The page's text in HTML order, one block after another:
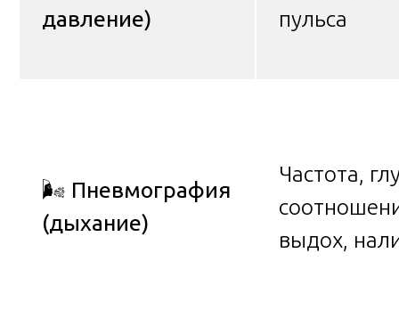
давление)
пульса
🌬️ Пневмография
(дыхание)
Частота,
выдох,